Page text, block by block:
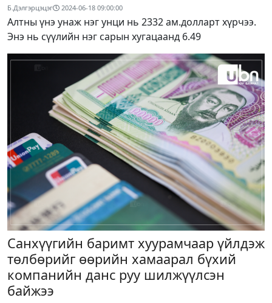
Б.Дэлгэрцэцэг 2024-06-18 09:00:00
Алтны үнэ унаж нэг унци нь 2332 ам.долларт хүрчээ.
Энэ нь сүүлийн нэг сарын хугацаанд 6.49
Санхүүгийн баримт хуурамчаар үйлдэж
төлбөрийг өөрийн хамаарал бүхий
компанийн данс руу шилжүүлсэн
байжээ